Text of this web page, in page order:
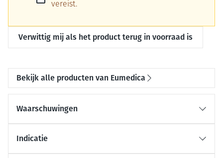
vereist.
Verwittig mij als het product terug in voorraad is
Bekijk alle producten van Eumedica
Waarschuwingen
Indicatie